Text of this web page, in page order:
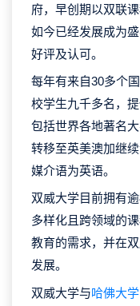
府，早创期以双联
如今已经发展成为
好评及认可。
每年有来自30多个
校学生九千多名，
包括世界各地著名
转移至英美澳加继
媒介语为英语。
双威大学目前拥有
多样化且跨领域的
教育的需求，并在
发展。
双威大学与哈佛大学